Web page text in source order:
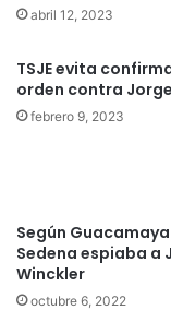
abril 12, 2023
TSJE evita
orden contra
febrero 9, 2023
Según
Sedena espiaba a
Winckler
octubre 6, 2022